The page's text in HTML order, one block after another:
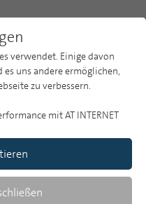
verwendet. Einige davon
uns andere ermöglichen,
zu verbessern.
mit AT INTERNET